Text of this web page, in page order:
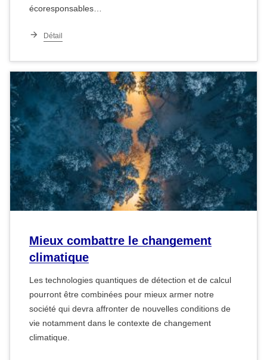
écoresponsables…
Détail
Mieux combattre le changement
climatique
Les technologies quantiques de détection et de calcul
pourront être combinées pour mieux armer notre
société qui devra affronter de nouvelles conditions de
vie notamment dans le contexte de changement
climatique.